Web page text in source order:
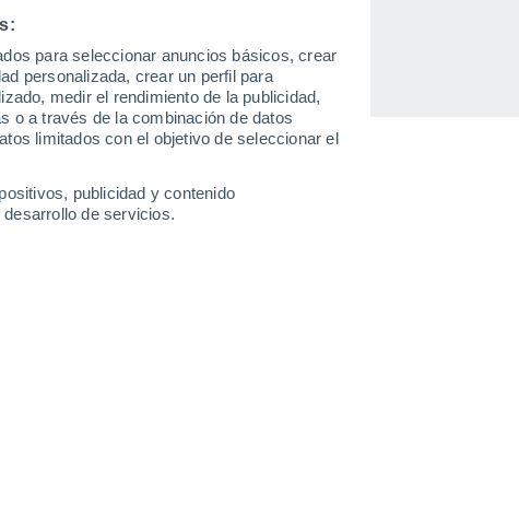
para seleccionar anuncios básicos, crear
personalizada, crear un perfil para
medir el rendimiento de la publicidad,
o a través de la combinación de datos
limitados con el objetivo de seleccionar el
publicidad y contenido
de servicios.